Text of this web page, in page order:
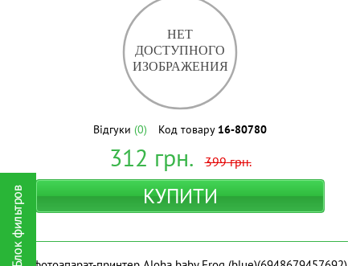
Відгуки (0) Код товару 16-80780
312 грн. 399грн.
КУПИТИ